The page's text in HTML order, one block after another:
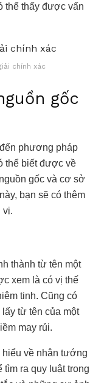
thể thấy được vấn
chính xác
gốc
phương pháp
thể biết được về
gốc và cơ sở
bạn sẽ có thêm
vị.
thành từ tên một
xem là có vị thế
tinh. Cũng có
từ tên của một
may rủi.
về nhân tướng
ra quy luật trong